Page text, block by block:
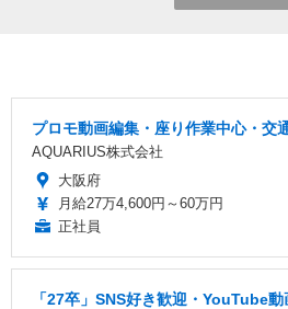
プロモ動画編集・座り作業中心・交
AQUARIUS株式会社
大阪府
月給27万4,600円～60万円
正社員
「27卒」SNS好き歓迎・YouTube